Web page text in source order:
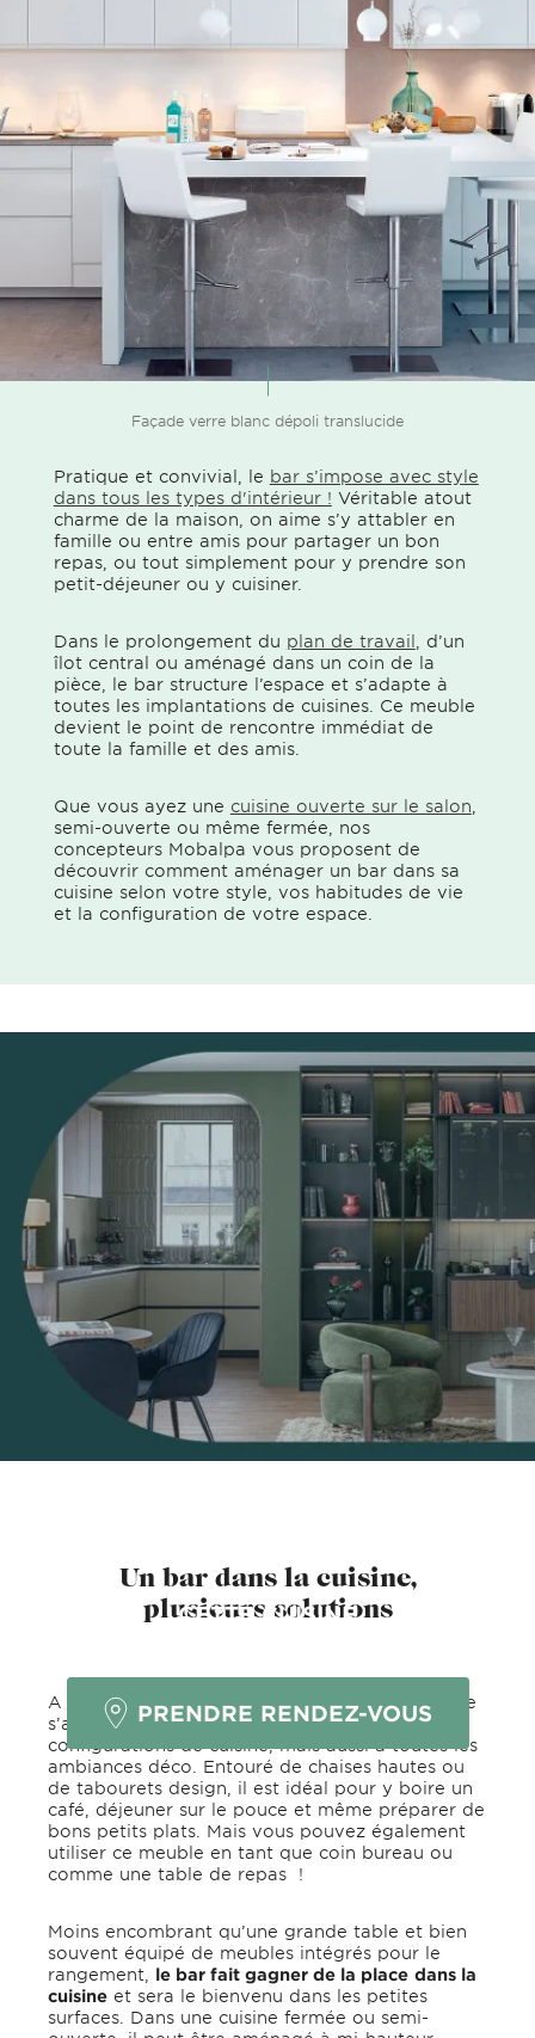
Façade verre blanc dépoli translucide
Pratique et convivial, le bar s’impose avec style
dans tous les types d'intérieur ! Véritable atout
charme de la maison, on aime s’y attabler en
famille ou entre amis pour partager un bon
repas, ou tout simplement pour y prendre son
petit-déjeuner ou y cuisiner.
Dans le prolongement du plan de travail , d’un
îlot central ou aménagé dans un coin de la
pièce, le bar structure l’espace et s’adapte à
toutes les implantations de cuisines. Ce meuble
devient le point de rencontre immédiat de
toute la famille et des amis.
Que vous ayez une cuisine ouverte sur le salon
semi-ouverte ou même fermée, nos
concepteurs Mobalpa vous proposent de
découvrir comment aménager un bar dans sa
cuisine selon votre style, vos habitudes de vie
et la configuration de votre espace.
CETTE CUISINE
PRENDRE RENDEZ-VOUS
Un bar dans la cuisine,
plusieurs solutions
A la fois esthétique et fonctionnel, le bar cuisine
s’adapte non seulement à toutes les
configurations de cuisine, mais aussi à toutes les
ambiances déco. Entouré de chaises hautes ou
de tabourets design, il est idéal pour y boire un
café, déjeuner sur le pouce et même préparer de
bons petits plats. Mais vous pouvez également
utiliser ce meuble en tant que coin bureau ou
comme une table de repas !
Moins encombrant qu’une grande table et bien
souvent équipé de meubles intégrés pour le
rangement, le bar fait gagner de la place dans la
cuisine et sera le bienvenu dans les petites
surfaces. Dans une cuisine fermée ou semi-